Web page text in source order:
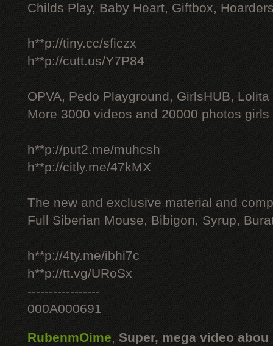
Childs Play, Baby Heart, Giftbox,
h**p://tiny.cc/sficzx
h**p://cutt.us/Y7P84
OPVA, Pedo Playground, GirlsHUB, Lolita
More 3000 videos and 20000 photos
h**p://put2.me/muhcsh
h**p://citly.me/47kMX
The new and exclusive material and
Full Siberian Mouse, Bibigon, Syrup,
h**p://4ty.me/ibhi7c
h**p://tt.vg/URoSx
-----------------
000A000691
RubenmOime, Super, mega video abou